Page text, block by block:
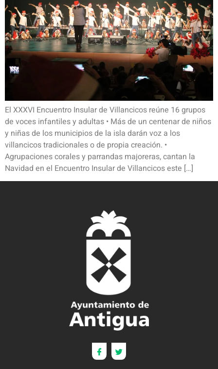
El XXXVI Encuentro Insular de Villancicos reúne 16 grupos
de voces infantiles y adultas • Más de un centenar de niños
y niñas de los municipios de la isla darán voz a los
villancicos tradicionales o de propia creación. •
Agrupaciones corales y parrandas majoreras, cantan la
Navidad en el Encuentro Insular de Villancicos este […]